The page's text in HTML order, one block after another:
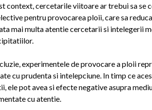
context, cercetarile viitoare ar trebui sa se
pentru provocarea ploii, care sa
mai multa atentie cercetarii si intelegerii
experimentele de provocare a ploii
cu prudenta si intelepciune. In timp ce
ele pot avea si efecte negative asupra
cu atentie.